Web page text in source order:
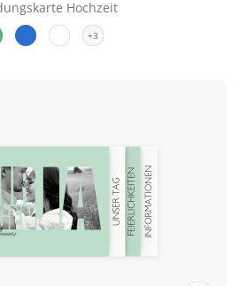
Hochzeit
+3